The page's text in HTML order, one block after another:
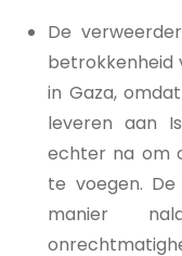
De
betrokkenheid
in Gaza,
leveren aan
echter na om
te voegen.
manier